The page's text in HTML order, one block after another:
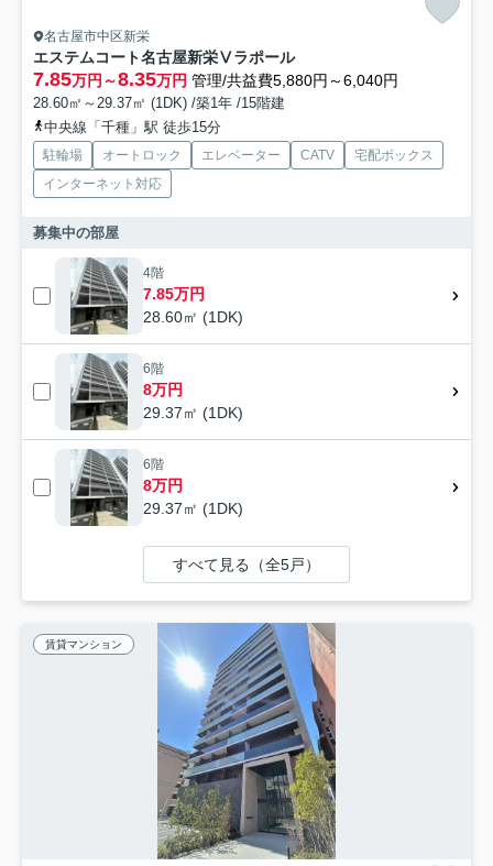
名古屋市中区新栄
エステムコート名古屋新栄Ⅴラポール
7.85万円～8.35万円 管理/共益費5,880円～6,040円
28.60㎡～29.37㎡ (1DK) /築1年 /15階建
中央線「千種」駅 徒歩15分
駐輪場 オートロック エレベーター CATV
宅配ボックス
インターネット対応
募集中の部屋
4階
7.85万円
28.60㎡ (1DK)
6階
8万円
29.37㎡ (1DK)
6階
8万円
29.37㎡ (1DK)
すべて見る（全5戸）
賃貸マンション